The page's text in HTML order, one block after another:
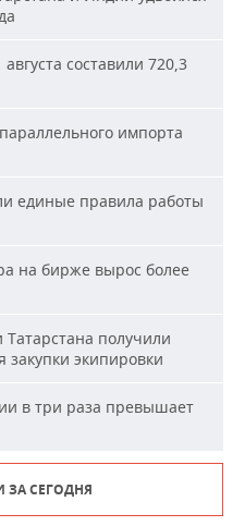
составили 720,3
импорта
единые правила работы
на бирже вырос более
получили
экипировки
в три раза превышает
ЗА СЕГОДНЯ